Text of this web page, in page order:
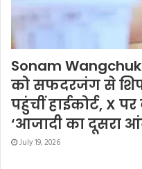
Sonam
को सफदरजंग से
पहुंचीं हाईकोर्ट, X
‘आजादी का दूसरा
July 19, 2026